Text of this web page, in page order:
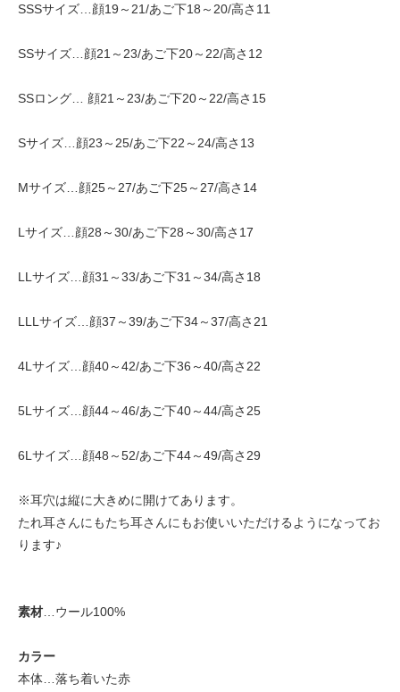
SSSサイズ…顔19～21/あご下18～20/高さ11
SSサイズ…顔21～23/あご下20～22/高さ12
SSロング… 顔21～23/あご下20～22/高さ15
Sサイズ…顔23～25/あご下22～24/高さ13
Mサイズ…顔25～27/あご下25～27/高さ14
Lサイズ…顔28～30/あご下28～30/高さ17
LLサイズ…顔31～33/あご下31～34/高さ18
LLLサイズ…顔37～39/あご下34～37/高さ21
4Lサイズ…顔40～42/あご下36～40/高さ22
5Lサイズ…顔44～46/あご下40～44/高さ25
6Lサイズ…顔48～52/あご下44～49/高さ29
※耳穴は縦に大きめに開けてあります。
たれ耳さんにもたち耳さんにもお使いいただけるようになってお
ります♪
素材 …ウール100%
カラー
本体…落ち着いた赤